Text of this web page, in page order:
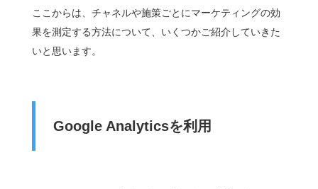
ここからは、チャネルや施策ごとにマーケティングの効
果を測定する方法について、いくつかご紹介していきた
いと思います。
Google Analyticsを利用